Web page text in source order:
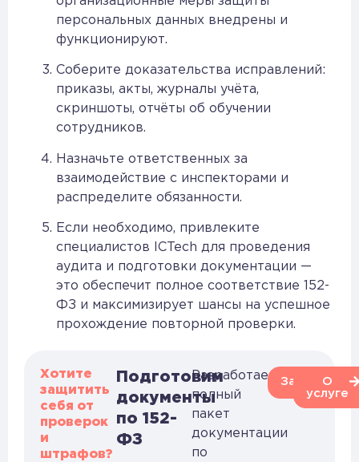
персональных данных внедрены и
функционируют.
Соберите доказательства исправлений:
приказы, акты, журналы учёта,
скриншоты, отчёты об обучении
сотрудников.
Назначьте ответственных за
взаимодействие с инспекторами и
распределите обязанности.
Если необходимо, привлеките
специалистов ICTech для проведения
аудита и подготовки документации —
это обеспечит полное соответствие 152-
ФЗ и максимизирует шансы на успешное
прохождение повторной проверки.
Хотите
защитить
себя от
проверок
и
штрафов?
Подготовим
документы
по 152-
ФЗ
Разработаем
полный
пакет
документации
по
Заказать
О
услуге